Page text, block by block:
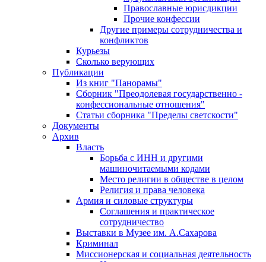
Православные юрисдикции
Прочие конфессии
Другие примеры сотрудничества и
конфликтов
Курьезы
Сколько верующих
Публикации
Из книг "Панорамы"
Сборник "Преодолевая государственно -
конфессиональные отношения"
Статьи сборника "Пределы светскости"
Документы
Архив
Власть
Борьба с ИНН и другими
машиночитаемыми кодами
Место религии в обществе в целом
Религия и права человека
Армия и силовые структуры
Соглашения и практическое
сотрудничество
Выставки в Музее им. А.Сахарова
Криминал
Миссионерская и социальная деятельность